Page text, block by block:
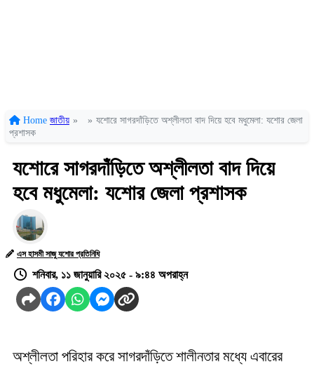
Home জাতীয় » » যশোরে সাগরদাঁড়িতে অশ্লীলতা বাদ দিয়ে হবে মধুমেলা: যশোর জেলা
প্রশাসক
যশোরে সাগরদাঁড়িতে অশ্লীলতা বাদ দিয়ে
হবে মধুমেলা: যশোর জেলা প্রশাসক
এস হাসমী সাজু যশোর প্রতিনিধি
শনিবার, ১১ জানুয়ারি ২০২৫ - ৯:৪৪ অপরাহ্ন
অশ্লীলতা পরিহার করে সাগরদাঁড়িতে শালীনতার মধ্যে এবারের